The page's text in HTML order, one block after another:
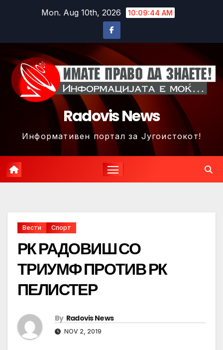
Mon. Aug 10th, 2026 10:09:47 AM
Radovis News
Информативен портал за Југоистокот!
Вести Спорт
РК РАДОВИШ СО
ТРИУМФ ПРОТИВ РК
ПЕЛИСТЕР
By Radovis News
NOV 2, 2019